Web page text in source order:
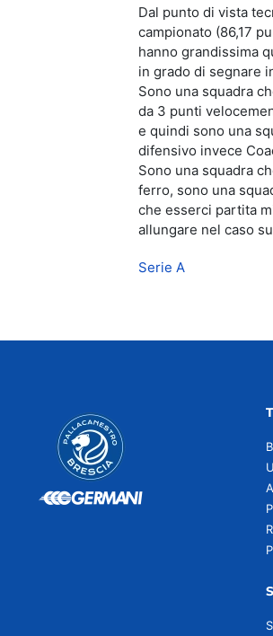
Dal punto di vista
campionato (86,17
hanno grandissima
in grado di segnare
Sono una squadra
da 3 punti
e quindi sono una
difensivo invece
Sono una squadra
ferro, sono una
che esserci partita
allungare nel caso
Serie A